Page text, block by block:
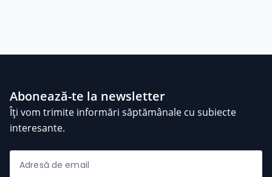
Abonează-te la newsletter
Îți vom trimite informări săptămânale cu subiecte
interesante.
Adresă de email